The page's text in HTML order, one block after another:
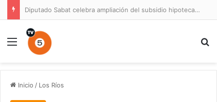
Diputado Sabat celebra ampliación del subsidio hipotecario con viviendas de hasta 6.000 UF
Menú
Inicio / Los Ríos